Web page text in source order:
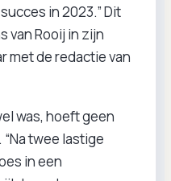
in 2023.” Dit
van Rooij in zijn
met de redactie van
was, hoeft geen
twee lastige
in een